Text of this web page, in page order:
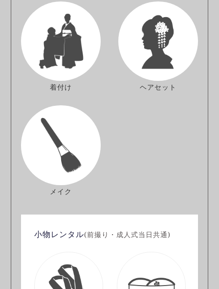
着付け ヘアセット
メイク
小物レンタル(前撮り・成人式当日共通)